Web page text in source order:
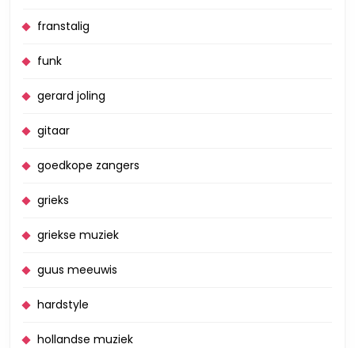
franstalig
funk
gerard joling
gitaar
goedkope zangers
grieks
griekse muziek
guus meeuwis
hardstyle
hollandse muziek